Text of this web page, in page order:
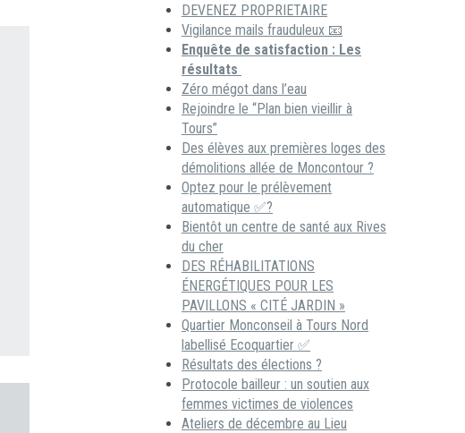
DEVENEZ PROPRIETAIRE
Vigilance mails frauduleux 📧
Enquête de satisfaction : Les
résultats
Zéro mégot dans l’eau
Rejoindre le “Plan bien vieillir à
Tours”
Des élèves aux premières loges des
démolitions allée de Moncontour ?
Optez pour le prélèvement
automatique ✅?
Bientôt un centre de santé aux Rives
du cher
DES RÉHABILITATIONS
ÉNERGÉTIQUES POUR LES
PAVILLONS « CITÉ JARDIN »
Quartier Monconseil à Tours Nord
labellisé Ecoquartier ✅
Résultats des élections ?
Protocole bailleur : un soutien aux
femmes victimes de violences
Ateliers de décembre au Lieu